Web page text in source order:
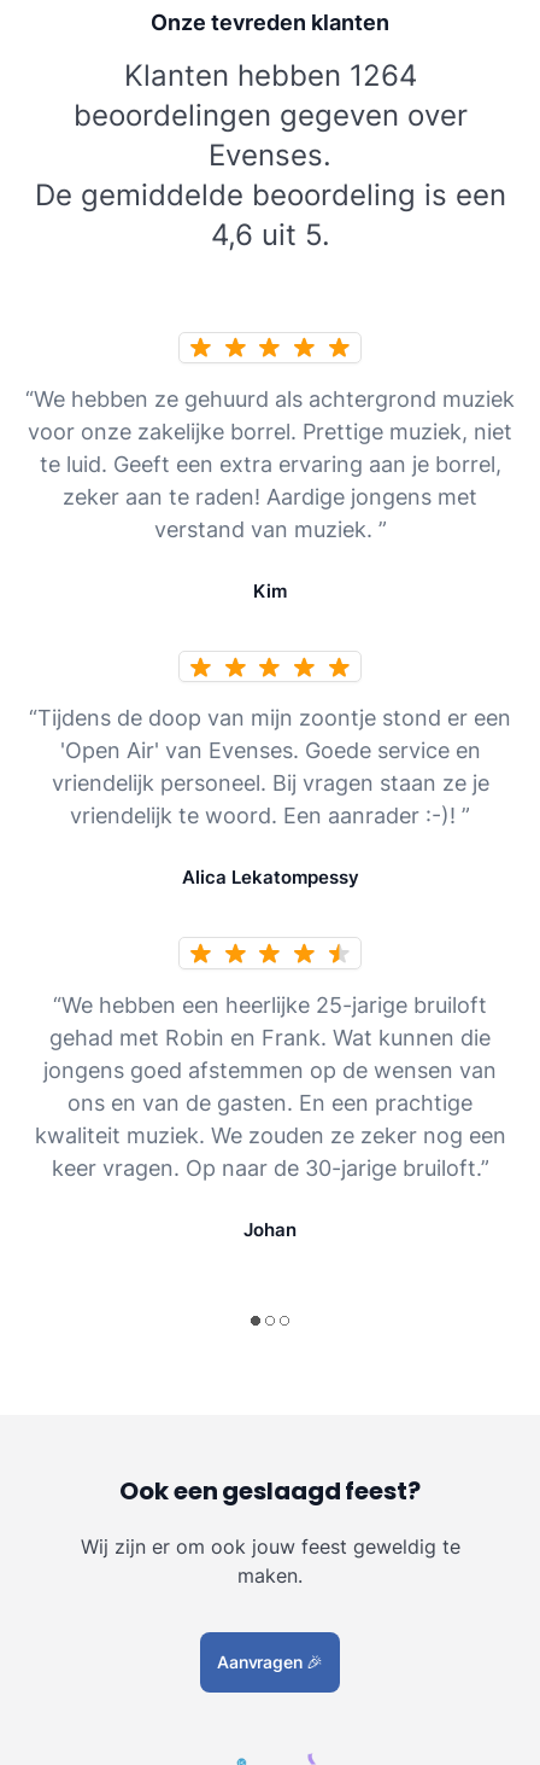
Onze tevreden klanten
Klanten hebben 1264
beoordelingen gegeven over
Evenses.
De gemiddelde beoordeling is een
4,6 uit 5.
“We hebben ze gehuurd als achtergrond muziek
voor onze zakelijke borrel. Prettige muziek, niet
te luid. Geeft een extra ervaring aan je borrel,
zeker aan te raden! Aardige jongens met
verstand van muziek. ”
Kim
“Tijdens de doop van mijn zoontje stond er een
'Open Air' van Evenses. Goede service en
vriendelijk personeel. Bij vragen staan ze je
vriendelijk te woord. Een aanrader :-)! ”
Alica Lekatompessy
“We hebben een heerlijke 25-jarige bruiloft
gehad met Robin en Frank. Wat kunnen die
jongens goed afstemmen op de wensen van
ons en van de gasten. En een prachtige
kwaliteit muziek. We zouden ze zeker nog een
keer vragen. Op naar de 30-jarige bruiloft.”
Johan
Ook een geslaagd feest?
Wij zijn er om ook jouw feest geweldig te
maken.
Aanvragen 🎉